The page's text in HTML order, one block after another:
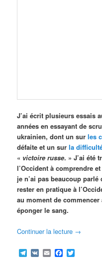
J’ai écrit plusieurs essais
années en essayant de
ukrainien, dont un surles
défaite et un surla
« victoire russe. » J’ai été
l’Occident à comprendre
je n’ai pas beaucoup
rester en pratique à
au moment de
éponger le sang.
Continuer la lecture →
Telegram
VK EmailFacebook